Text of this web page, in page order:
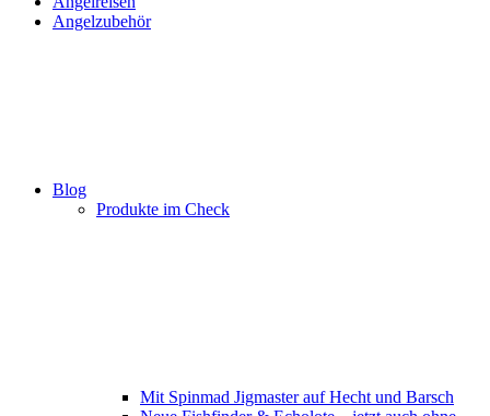
Angelzubehör
Blog
Produkte im Check
Mit Spinmad Jigmaster auf Hecht und Barsch